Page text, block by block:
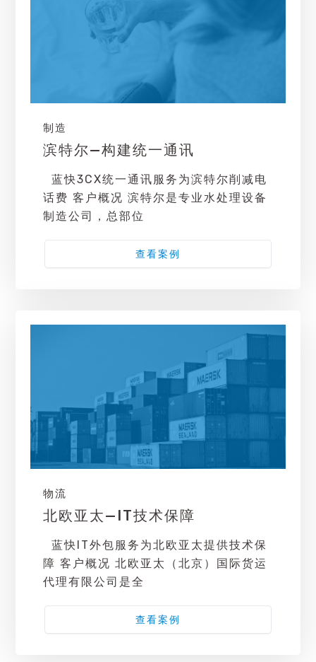
制造
滨特尔—构建统一通讯
蓝快3CX统一通讯服务为滨特尔削减电
话费 客户概况 滨特尔是专业水处理设备
制造公司，总部位
查看案例
物流
北欧亚太—IT技术保障
蓝快IT外包服务为北欧亚太提供技术保
障 客户概况 北欧亚太（北京）国际货运
代理有限公司是全
查看案例